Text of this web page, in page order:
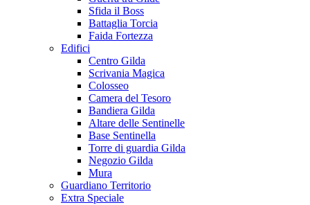
Sfida il Boss
Battaglia Torcia
Faida Fortezza
Edifici
Centro Gilda
Scrivania Magica
Colosseo
Camera del Tesoro
Bandiera Gilda
Altare delle Sentinelle
Base Sentinella
Torre di guardia Gilda
Negozio Gilda
Mura
Guardiano Territorio
Extra Speciale